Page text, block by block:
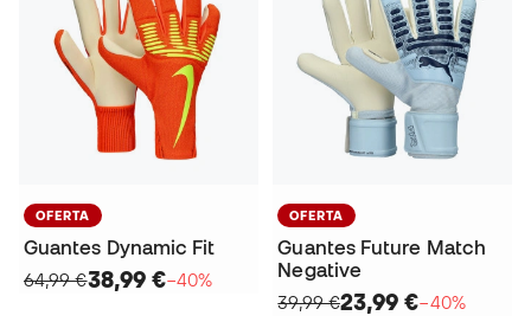
OFERTA
Guantes Dynamic Fit
64,99 €38,99 €−40%
OFERTA
Guantes Future Match
Negative
39,99 €23,99 €−40%